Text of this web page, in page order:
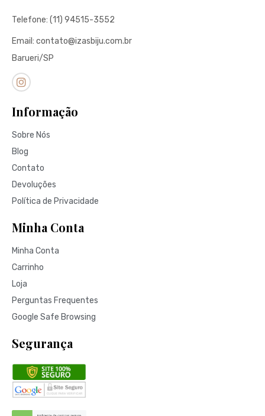
Telefone: (11) 94515-3552
Email: contato@izasbiju.com.br
Barueri/SP
Informação
Sobre Nós
Blog
Contato
Devoluções
Política de Privacidade
Minha Conta
Minha Conta
Carrinho
Loja
Perguntas Frequentes
Google Safe Browsing
Segurança